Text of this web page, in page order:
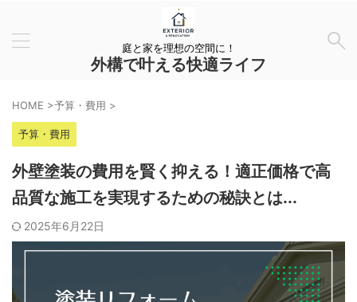
庭と家を理想の空間に！
外構で叶える快適ライフ
HOME >予算・費用 >
予算・費用
外壁塗装の費用を賢く抑える！適正価格で高
品質な施工を実現するための秘訣とは...
2025年6月22日